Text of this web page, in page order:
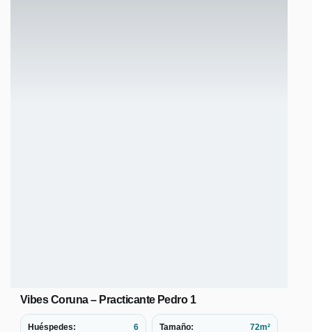
Vibes Coruna – Practicante Pedro 1
Huéspedes: 6 Tamaño: 72m²